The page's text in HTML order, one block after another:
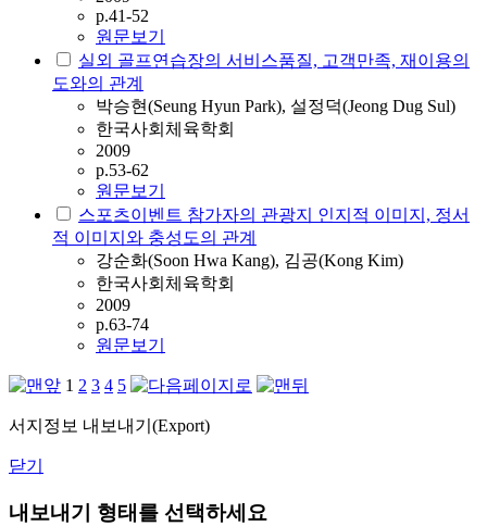
p.41-52
원문보기
실외 골프연습장의 서비스품질, 고객만족, 재이용의
도와의 관계
박승현(Seung Hyun Park), 설정덕(Jeong Dug Sul)
한국사회체육학회
2009
p.53-62
원문보기
스포츠이벤트 참가자의 관광지 인지적 이미지, 정서
적 이미지와 충성도의 관계
강순화(Soon Hwa Kang), 김공(Kong Kim)
한국사회체육학회
2009
p.63-74
원문보기
1 2 3 4 5
서지정보 내보내기(Export)
닫기
내보내기 형태를 선택하세요